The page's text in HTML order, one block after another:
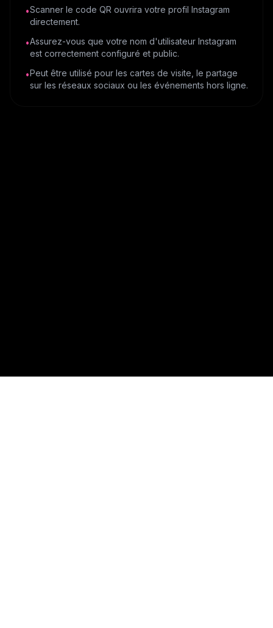
•Scanner le code QR ouvrira votre profil Instagram
directement.
•Assurez-vous que votre nom d'utilisateur Instagram
est correctement configuré et public.
•Peut être utilisé pour les cartes de visite, le partage
sur les réseaux sociaux ou les événements hors ligne.